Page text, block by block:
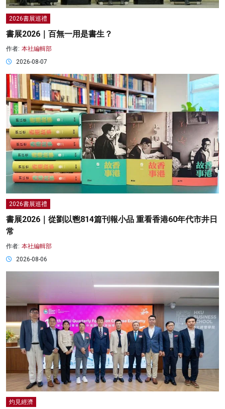
2026書展巡禮
書展2026｜百無一用是書生？
作者: 本社編輯部
2026-08-07
2026書展巡禮
書展2026｜從劉以鬯814篇刊報小品 重看香港60年代市井日
常
作者: 本社編輯部
2026-08-06
灼見經濟